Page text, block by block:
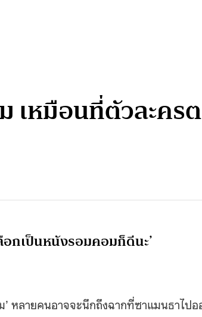
เหมือนที่ตัวละค
อกเป็นหนังรอมคอมก็ดีนะ’
หลายคนอาจจะนึกถึงฉากที่ซาแมนธาไปอ